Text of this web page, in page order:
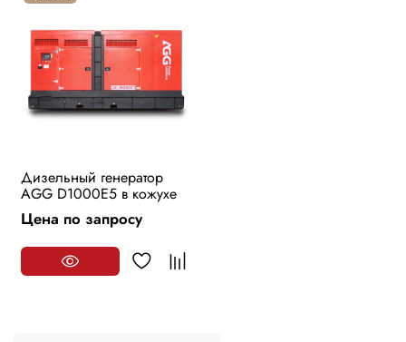
Дизельный генератор
AGG D1000E5 в кожухе
Цена по запросу